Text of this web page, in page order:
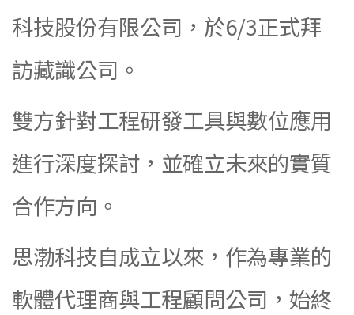
科技股份有限公司，於6/3正式拜
訪藏識公司。
雙方針對工程研發工具與數位應用
進行深度探討，並確立未來的實質
合作方向。
思渤科技自成立以來，作為專業的
軟體代理商與工程顧問公司，始終